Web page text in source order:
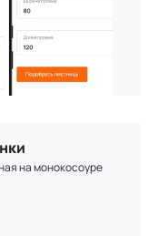
на монокосоуре